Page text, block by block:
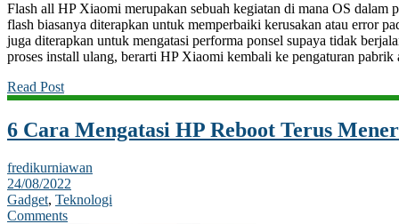
Flash all HP Xiaomi merupakan sebuah kegiatan di mana OS dalam
flash biasanya diterapkan untuk memperbaiki kerusakan atau error
juga diterapkan untuk mengatasi performa ponsel supaya tidak
proses install ulang, berarti HP Xiaomi kembali ke pengaturan
Read Post
6 Cara Mengatasi HP Reboot Terus
fredikurniawan
24/08/2022
Gadget, Teknologi
Comments